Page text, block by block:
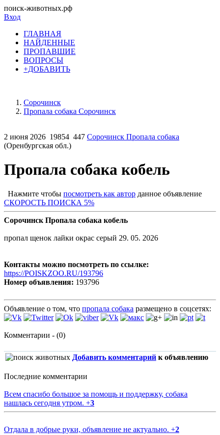
поиск-животных.рф
Вход
ГЛАВНАЯ
НАЙДЕННЫЕ
ПРОПАВШИЕ
ВОПРОСЫ
+ДОБАВИТЬ
Сорочинск
Пропала собака Сорочинск
2 июня 2026 19854 447 Сорочинск Пропала собака
(Оренбургская обл.)
Пропала собака кобель
Нажмите чтобы посмотреть как автор данное объявление
СКОРОСТЬ ПОИСКА 5%
Сорочинск Пропала собака кобель
пропал щенок лайки окрас серый 29. 05. 2026
Контакты можно посмотреть по ссылке:
https://POISKZOO.RU/193796
Номер объявления: 193796
Объявление о том, что пропала собака размещено в соцсетях:
Комментарии - (0)
Добавить комментарий к объявлению
Последние комментарии
Всем спасибо большое за помощь и поддержку, собака
нашлась сегодня утром. +3
Отдала в добрые руки, объявление не актуально. +2